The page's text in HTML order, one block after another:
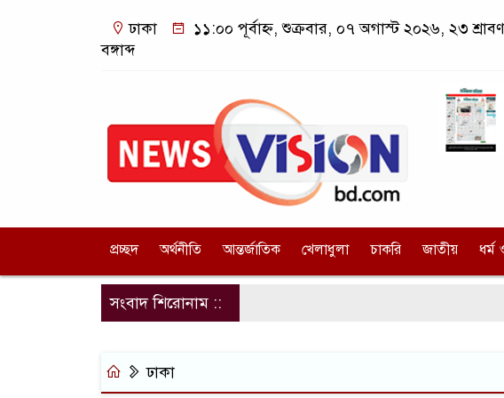
ঢাকা
১১:০০ পূর্বাহ্ন, শুক্রবার, ০৭ অগাস্ট ২০২৬, ২৩
বঙ্গাব্দ
প্রচ্ছদ অর্থনীতি আন্তর্জাতিক খেলাধুলা চাকরি জাতীয় ধর্ম
সংবাদ শিরোনাম ::
ঢাকা